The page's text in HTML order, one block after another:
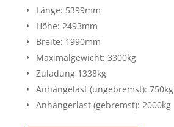
Länge: 5399mm
Höhe: 2493mm
Breite: 1990mm
Maximalgewicht: 3300kg
Zuladung 1338kg
Anhängelast (ungebremst): 750kg
Anhängerlast (gebremst): 2000kg